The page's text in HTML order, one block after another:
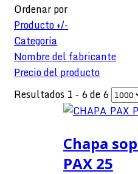
Ordenar por
Producto +/-
Categoría
Nombre del fabricante
Precio del producto
Resultados 1 - 6 de 6
Chapa
PAX 25